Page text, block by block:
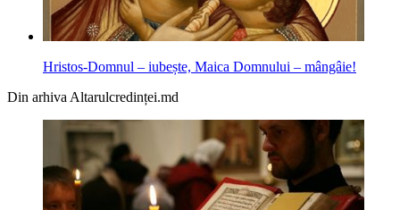
Hristos-Domnul – iubește, Maica Domnului – mângâie!
Din arhiva Altarulcredinței.md